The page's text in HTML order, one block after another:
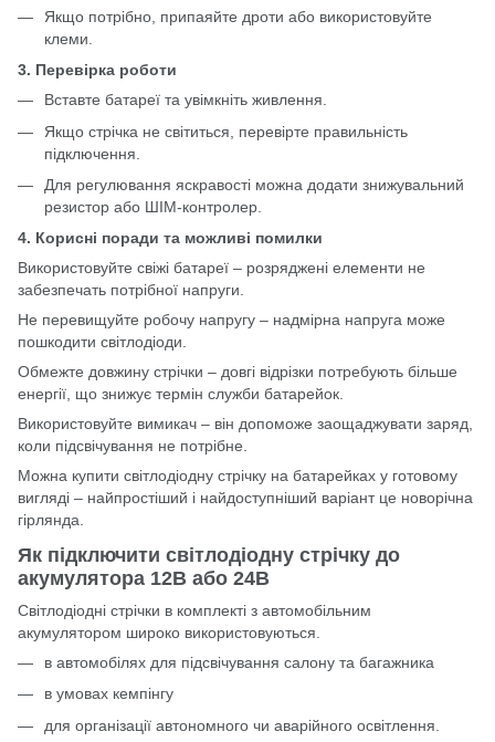
Якщо потрібно, припаяйте дроти або використовуйте
клеми.
3. Перевірка роботи
Вставте батареї та увімкніть живлення.
Якщо стрічка не світиться, перевірте правильність
підключення.
Для регулювання яскравості можна додати знижувальний
резистор або ШІМ-контролер.
4. Корисні поради та можливі помилки
Використовуйте свіжі батареї – розряджені елементи не
забезпечать потрібної напруги.
Не перевищуйте робочу напругу – надмірна напруга може
пошкодити світлодіоди.
Обмежте довжину стрічки – довгі відрізки потребують більше
енергії, що знижує термін служби батарейок.
Використовуйте вимикач – він допоможе заощаджувати заряд,
коли підсвічування не потрібне.
Можна купити світлодіодну стрічку на батарейках у готовому
вигляді – найпростіший і найдоступніший варіант це новорічна
гірлянда.
Як підключити світлодіодну стрічку до
акумулятора 12В або 24В
Світлодіодні стрічки в комплекті з автомобільним
акумулятором широко використовуються.
в автомобілях для підсвічування салону та багажника
в умовах кемпінгу
для організації автономного чи аварійного освітлення.